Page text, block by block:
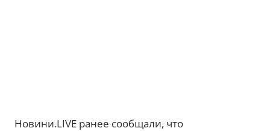
Новини.LIVE ранее сообщали, что